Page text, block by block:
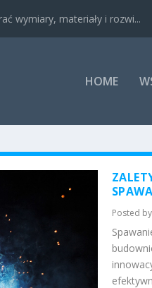
wymiary, materiały i rozwi...
HOME
Posted by